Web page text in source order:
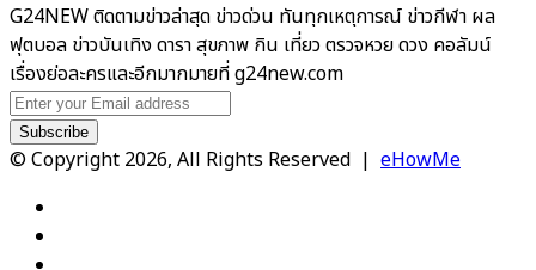
G24NEW ติดตามข่าวล่าสุด ข่าวด่วน ทันทุกเหตุการณ์ ข่าวกีฬา ผล
ฟุตบอล ข่าวบันเทิง ดารา สุขภาพ กิน เที่ยว ตรวจหวย ดวง คอลัมน์
เรื่องย่อละครและอีกมากมายที่ g24new.com
Enter
your
Email
© Copyright 2026, All Rights Reserved | eHowMe